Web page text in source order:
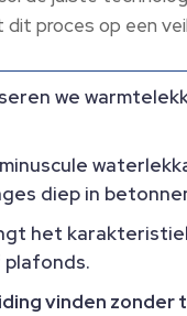
dit proces op een
we
diep in
het
vinden zonder